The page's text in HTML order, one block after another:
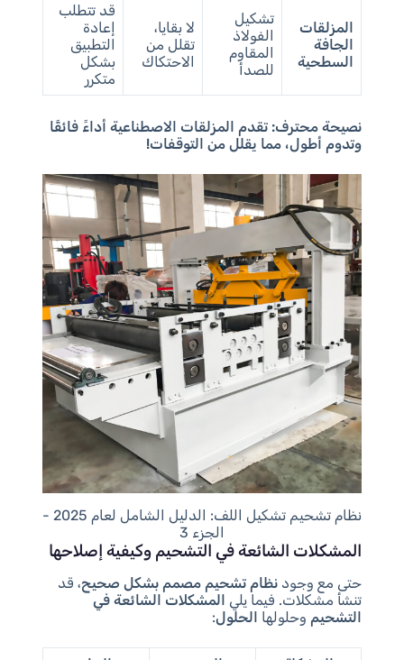
المزلقات
الجافة
السطحية
تشكيل
الفولاذ
المقاوم
للصدأ
لا بقايا،
تقلل من
الاحتكاك
قد تتطلب
إعادة
التطبيق
بشكل
متكرر
نصيحة محترف: تقدم المزلقات الاصطناعية أداءً فائقًا
وتدوم أطول، مما يقلل من التوقفات!
نظام تشحيم تشكيل اللف: الدليل الشامل لعام 2025 -
الجزء 3
المشكلات الشائعة في التشحيم وكيفية إصلاحها
حتى مع وجود نظام تشحيم مصمم بشكل صحيح، قد
تنشأ مشكلات. فيما يلي المشكلات الشائعة في
التشحيم وحلولها الحلول: